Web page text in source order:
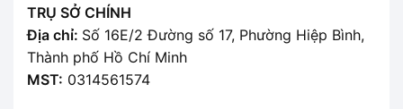
TRỤ SỞ CHÍNH
Địa chỉ: Số 16E/2 Đường số 17, Phường Hiệp Bình,
Thành phố Hồ Chí Minh
MST: 0314561574